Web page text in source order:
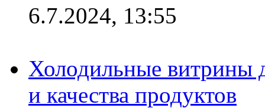
6.7.2024, 13:55
Холодильные витрины
и качества продуктов